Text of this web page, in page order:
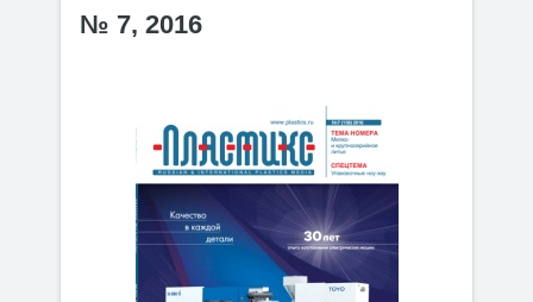
№ 7, 2016